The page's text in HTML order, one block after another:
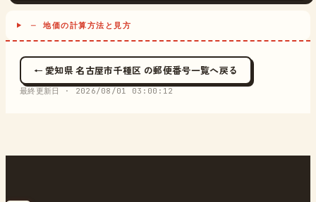
─ 地価の計算方法と見方
← 愛知県 名古屋市千種区 の郵便番号一覧へ戻る
最終更新日 · 2026/08/01 03:00:12